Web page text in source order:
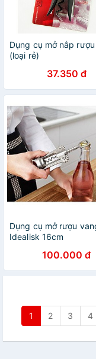
Dụng cụ mở nắp
(loại rẻ)
37.350 đ
Dụng cụ mở rượu
Idealisk 16cm
100.000 đ
1 2 3 4